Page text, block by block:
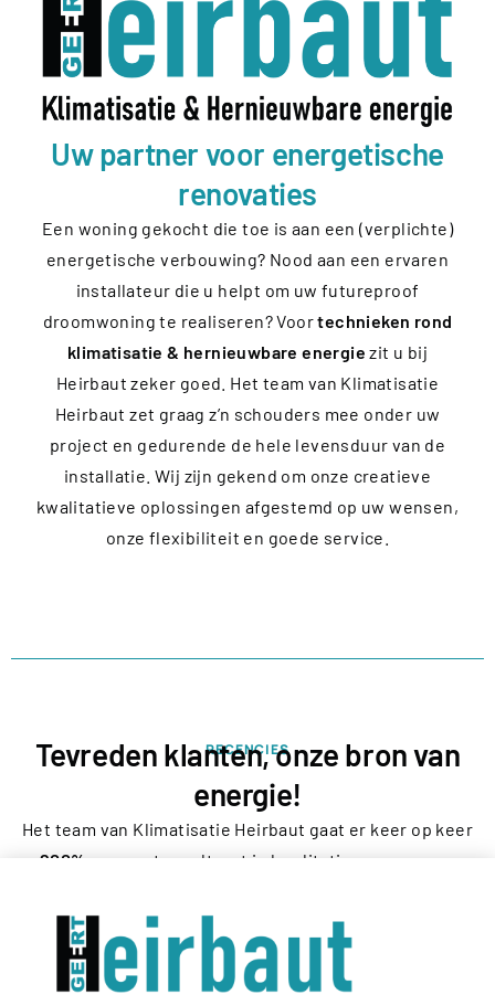
Uw partner voor energetische
renovaties
Een woning gekocht die toe is aan een (verplichte)
energetische verbouwing? Nood aan een ervaren
installateur die u helpt om uw futureproof
droomwoning te realiseren? Voortechnieken rond
klimatisatie & hernieuwbare energiezit u bij
Heirbaut zeker goed. Het team van Klimatisatie
Heirbaut zet graag z’n schouders mee onder uw
project en gedurende de hele levensduur van de
installatie. Wij zijn gekend om onze creatieve
kwalitatieve oplossingen afgestemd op uw wensen,
onze flexibiliteit en goede service.
RECENCIES
Tevreden klanten, onze bron van
energie!
Het team van Klimatisatie Heirbaut gaat er keer op keer
200%
voor wat resulteert in kwalitatieve en proper
zowel vóór, tijdens als na de werken! Dat geeft ons
energie en voldoening!